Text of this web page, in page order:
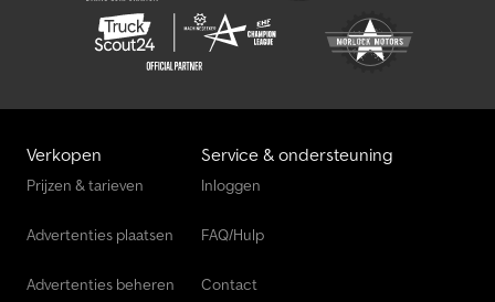
Verkopen
Prijzen & tarieven
Advertenties plaatsen
Advertenties beheren
Service & ondersteuning
Inloggen
FAQ/Hulp
Contact